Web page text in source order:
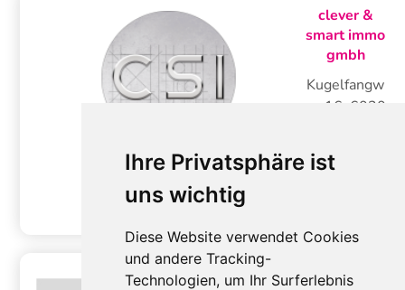
Ihre Privatsphäre ist
uns wichtig
Diese Website verwendet Cookies
und andere Tracking-
Technologien, um Ihr Surferlebnis
clever &
smart immo
gmbh
Kugelfangw
eg 16 6020
Tel.:
512 239 11
90
https://www.csi.solutions/